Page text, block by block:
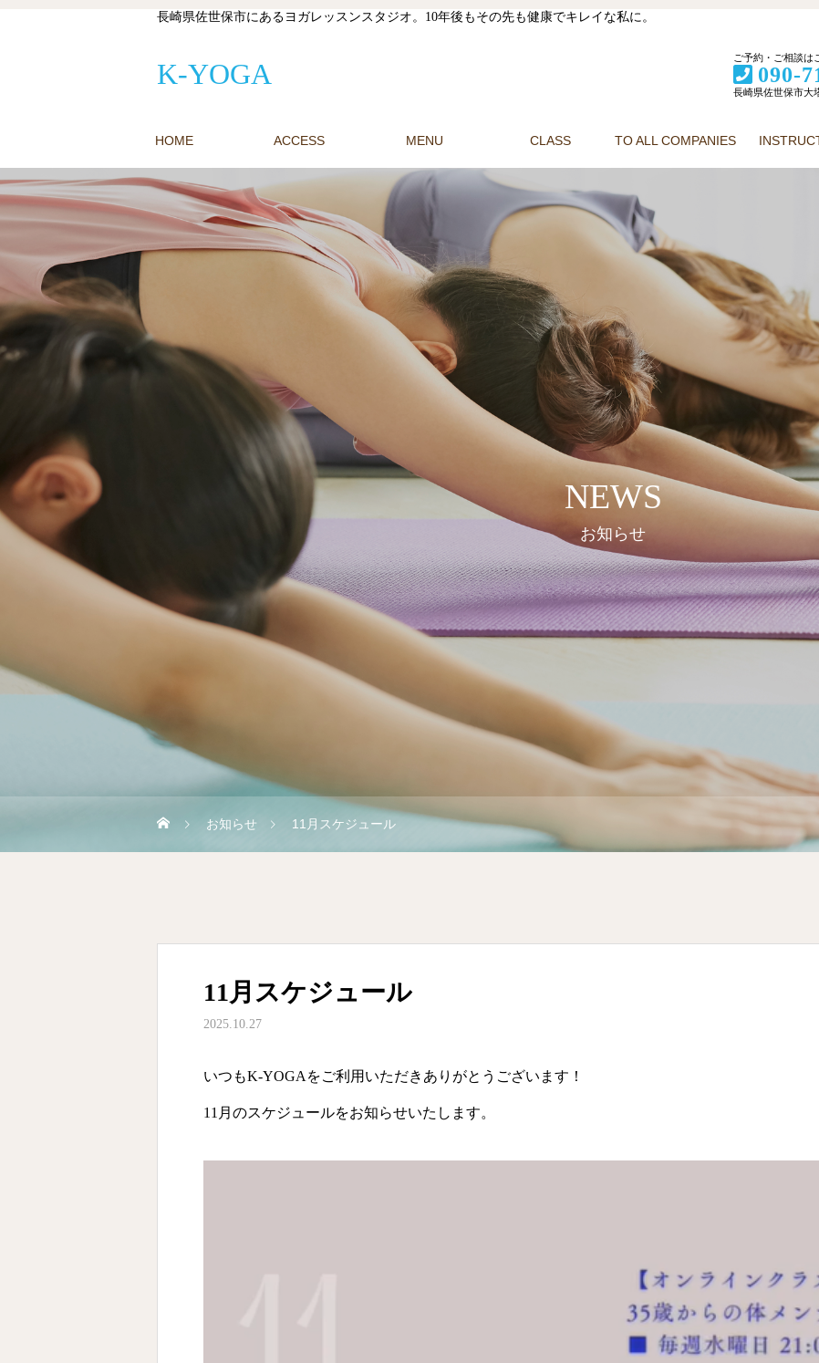
長崎県佐世保市にあるヨガレッスンスタジオ。10年後もその先も健康でキレイな私に。
K-YOGA
ご予約・ご相談は
090-
長崎県佐世保市大
HOME ACCESS MENU CLASS TO ALL COMPANIES
NEWS
お知らせ
お知らせ 11月スケジュール
11月スケジュール
2025.10.27
いつもK-YOGAをご利用いただきありがとうございます！
11月のスケジュールをお知らせいたします。